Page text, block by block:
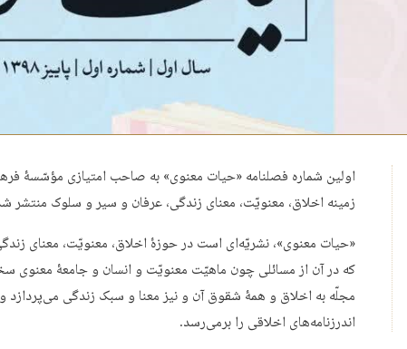
اولین شماره فصلنامه «حیات معنوی» به صاحب امتیازی مؤسّسۀ
زمینه اخلاق، معنویّت، معنای زندگی، عرفان و سیر و سلوک منتشر
«حیات معنوی»، نشریّه‌ای است در حوزۀ اخلاق، معنویّت، معنای
که در آن از مسائلی چون ماهیّت معنویّت و انسان و جامعۀ معنوی
مجلّه به اخلاق و همۀ شقوق آن و نیز معنا و سبک زندگی می‌پردازد
اندرزنامه‌های اخلاقی را برمی‌رسد.